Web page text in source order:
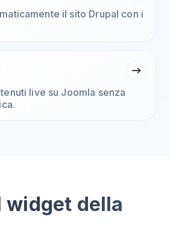
il sito Drupal con i
live su Joomla senza
widget della